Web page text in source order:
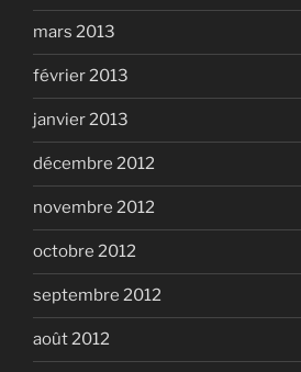
mars 2013
février 2013
janvier 2013
décembre 2012
novembre 2012
octobre 2012
septembre 2012
août 2012